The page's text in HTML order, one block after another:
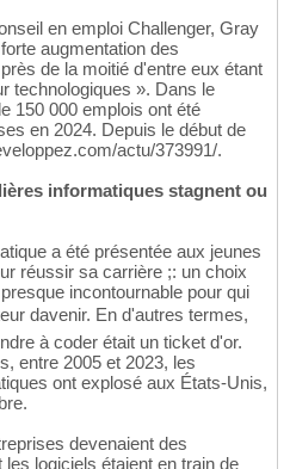
en emploi Challenger, Gray
augmentation des
de la moitié d'entre eux étant
technologiques ». Dans le
150 000 emplois ont été
en 2024. Depuis le début de
actu/373991/.
informatiques stagnent ou
a été présentée aux jeunes
réussir sa carrière ;: un choix
incontournable pour qui
davenir. En d'autres termes,
à coder était un ticket d'or.
entre 2005 et 2023, les
ont explosé aux États-Unis,
devenaient des
logiciels étaient en train de